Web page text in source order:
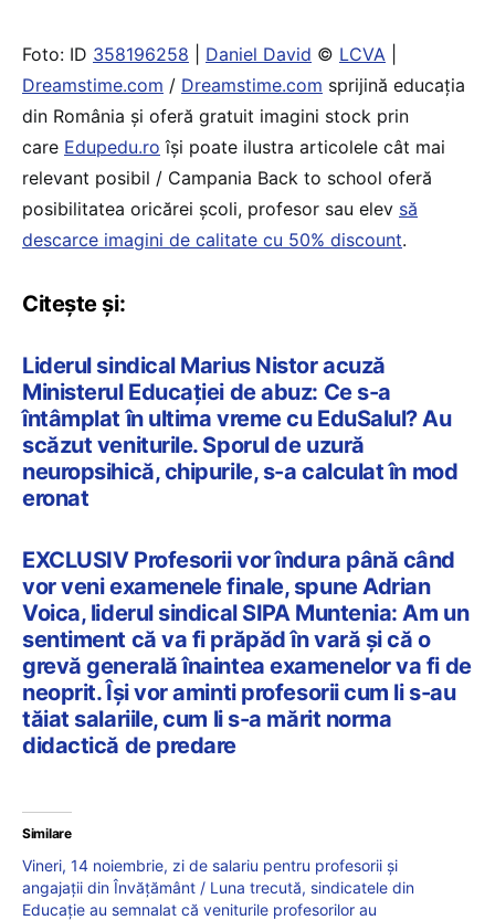
Foto: ID 358196258 Daniel David © LCVA
Dreamstime.com / Dreamstime.com sprijină educaţia
din România şi oferă gratuit imagini stock prin
care Edupedu.ro îşi poate ilustra articolele cât mai
relevant posibil / Campania Back to school oferă
posibilitatea oricărei școli, profesor sau elev să
descarce imagini de calitate cu 50% discount.
Citește și:
Liderul sindical Marius Nistor acuză
Ministerul Educației de abuz: Ce s-a
întâmplat în ultima vreme cu EduSalul? Au
scăzut veniturile. Sporul de uzură
neuropsihică, chipurile, s-a calculat în mod
eronat
EXCLUSIV Profesorii vor îndura până când
vor veni examenele finale, spune Adrian
Voica, liderul sindical SIPA Muntenia: Am un
sentiment că va fi prăpăd în vară și că o
grevă generală înaintea examenelor va fi de
neoprit. Își vor aminti profesorii cum li s-au
tăiat salariile, cum li s-a mărit norma
didactică de predare
Similare
Vineri, 14 noiembrie, zi de salariu pentru profesorii și
angajații din Învățământ / Luna trecută, sindicatele din
Educație au semnalat că veniturile profesorilor au